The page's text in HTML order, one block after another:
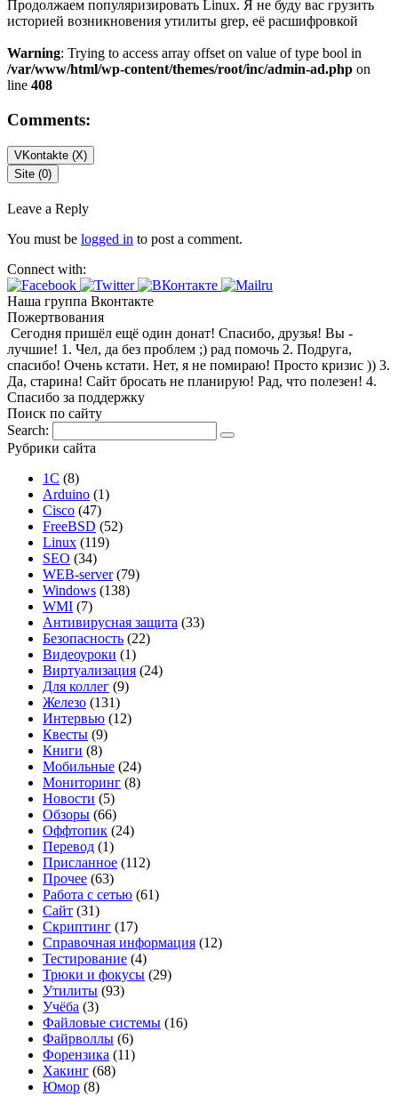
Продолжаем популяризировать Linux. Я не буду вас грузить
историей возникновения утилиты grep, её расшифровкой
Warning: Trying to access array offset on value of type bool in
/var/www/html/wp-content/themes/root/inc/admin-ad.php on
line 408
Comments:
VKontakte (X)
Site (0)
Leave a Reply
You must be logged in to post a comment.
Connect with:
Наша группа Вконтакте
Пожертвования
Сегодня пришёл ещё один донат! Спасибо, друзья! Вы -
лучшие! 1. Чел, да без проблем ;) рад помочь 2. Подруга,
спасибо! Очень кстати. Нет, я не помираю! Просто кризис )) 3.
Да, старина! Сайт бросать не планирую! Рад, что полезен! 4.
Спасибо за поддержку
Поиск по сайту
Search:
Рубрики сайта
1С (8)
Arduino (1)
Cisco (47)
FreeBSD (52)
Linux (119)
SEO (34)
WEB-server(79)
Windows (138)
WMI (7)
Антивирусная защита (33)
Безопасность (22)
Видеоуроки (1)
Виртуализация (24)
Для коллег (9)
Железо (131)
Интервью (12)
Квесты (9)
Книги (8)
Мобильные (24)
Мониторинг (8)
Новости (5)
Обзоры (66)
Оффтопик (24)
Перевод (1)
Присланное (112)
Прочее (63)
Работа с сетью (61)
Сайт (31)
Скриптинг (17)
Справочная информация (12)
Тестирование (4)
Трюки и фокусы (29)
Утилиты (93)
Учёба (3)
Файловые системы (16)
Файрволлы (6)
Форензика (11)
Хакинг (68)
Юмор (8)